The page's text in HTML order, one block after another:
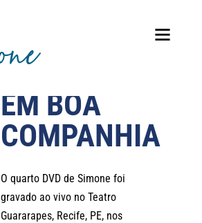
EM BOA
COMPANHIA
O quarto DVD de Simone foi
gravado ao vivo no Teatro
Guararapes, Recife, PE, nos